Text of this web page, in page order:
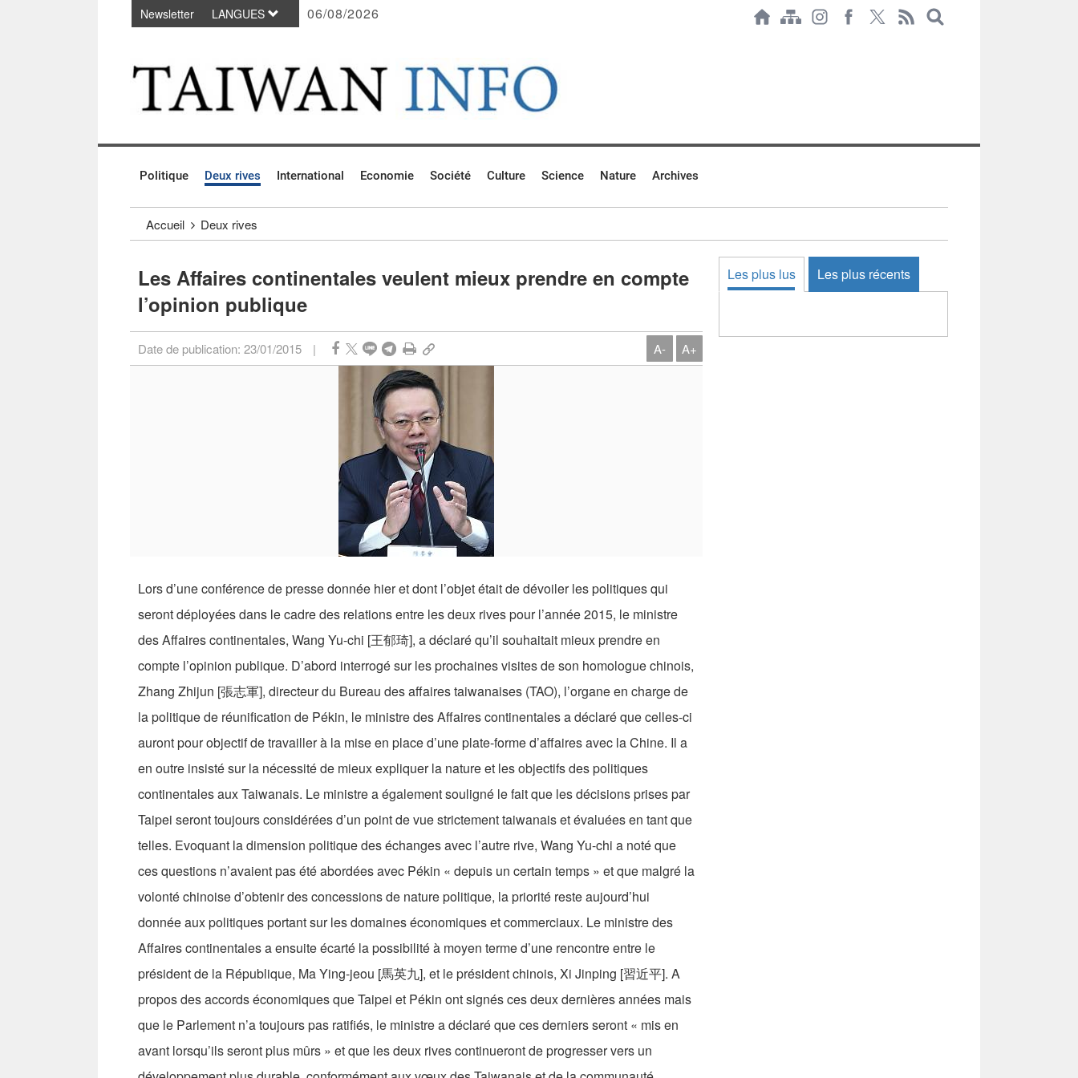
Passer au contenu principal
Newsletter LANGUES 06/08/2026
Politique Deux rives International Economie Société Culture Science Nature Archives
Accueil Deux rives
Les Affaires continentales veulent mieux prendre en compte
l’opinion publique
Date de publication: 23/01/2015 | A- A+
Lors d’une conférence de presse donnée hier et dont l’objet était de dévoiler les politiques qui
seront déployées dans le cadre des relations entre les deux rives pour l’année 2015, le ministre
des Affaires continentales, Wang Yu-chi [王郁琦], a déclaré qu’il souhaitait mieux prendre en
compte l’opinion publique. D’abord interrogé sur les prochaines visites de son homologue chinois,
Zhang Zhijun [張志軍], directeur du Bureau des affaires taiwanaises (TAO), l’organe en charge de
la politique de réunification de Pékin, le ministre des Affaires continentales a déclaré que celles-ci
auront pour objectif de travailler à la mise en place d’une plate-forme d’affaires avec la Chine. Il a
en outre insisté sur la nécessité de mieux expliquer la nature et les objectifs des politiques
continentales aux Taiwanais. Le ministre a également souligné le fait que les décisions prises par
Taipei seront toujours considérées d’un point de vue strictement taiwanais et évaluées en tant que
telles. Evoquant la dimension politique des échanges avec l’autre rive, Wang Yu-chi a noté que
ces questions n’avaient pas été abordées avec Pékin « depuis un certain temps » et que malgré la
volonté chinoise d’obtenir des concessions de nature politique, la priorité reste aujourd’hui
donnée aux politiques portant sur les domaines économiques et commerciaux. Le ministre des
Affaires continentales a ensuite écarté la possibilité à moyen terme d’une rencontre entre le
président de la République, Ma Ying-jeou [馬英九], et le président chinois, Xi Jinping [習近平]. A
propos des accords économiques que Taipei et Pékin ont signés ces deux dernières années mais
que le Parlement n’a toujours pas ratifiés, le ministre a déclaré que ces derniers seront « mis en
avant lorsqu’ils seront plus mûrs » et que les deux rives continueront de progresser vers un
Les plus lus Les plus récents